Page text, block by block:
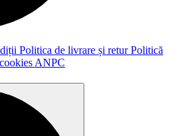
Politica de livrare și returPolitică
ANPC